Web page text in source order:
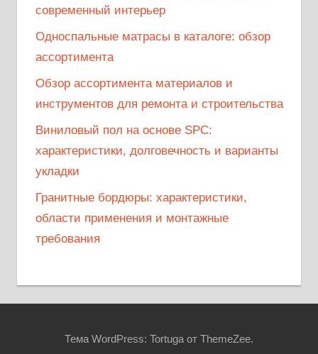
современный интерьер
Односпальные матрасы в каталоге: обзор
ассортимента
Обзор ассортимента материалов и
инструментов для ремонта и строительства
Виниловый пол на основе SPC:
характеристики, долговечность и варианты
укладки
Гранитные бордюры: характеристики,
области применения и монтажные
требования
Тема WordPress: Tortuga от ThemeZee.